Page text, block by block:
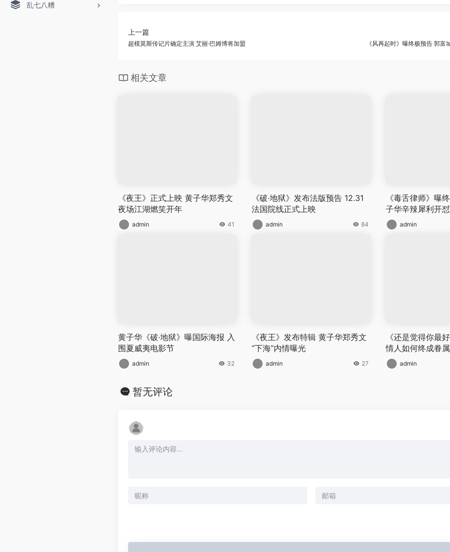
乱七八糟
上一篇
超模莫斯传记片确定主演 艾丽·巴姆博​将加盟 《风再起时》曝终极预告 郭富
相关文章
《夜王》正式上映 黄子华郑秀文
夜场江湖燃笑开年
admin 41
《破·地狱》发布法版预告 12.31
法国院线正式上映
admin 84
《毒舌律师》曝
子华辛辣犀利开怼
admin
黄子华《破·地狱》曝国际海报 入
围夏威夷电影节
admin 32
《夜王》发布特辑 黄子华郑秀文
“下海”内情曝光
admin 27
《还是觉得你最
情人如何终成眷属
admin
暂无评论